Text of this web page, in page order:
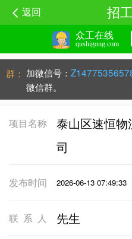
众工在线
qushigong.com
返回 招
群： 加微信号：
微信群。
项目名称
泰山区速恒
司
发布时间 2026-06-13 07:49:33
联系人 先生